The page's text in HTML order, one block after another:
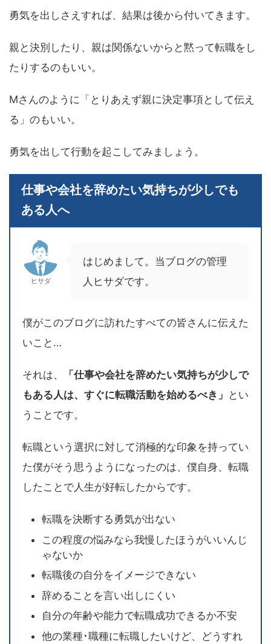
勇気を出しさえすれば、結果は後から付いてきます。
親と決別したり、親は関係ないからと黙って転職をし
たりするのもいい。
Mさんのように「とりあえず親に決定事項として伝え
る」のもいい。
勇気を出して行動を起こしてみましょう。
仕事や会社を辞めたい気持ちが少しでも
ある人へ
ヒサダ
はじめまして。当ブログの管理
人ヒサダです。
僕がこのブログに訪れたすべての皆さんに伝えた
いこと…
それは、
「仕事や会社を辞めたい気持ちが少しで
もある人は、すぐに転職活動を始めるべき」 とい
うことです。
転職という選択に対して消極的な印象を持ってい
た僕がそう思うようになったのは、僕自身、転職
したことで人生が好転したからです。
転職を決断する勇気が出ない
この程度の悩みなら我慢したほうがいいんじ
ゃないか
転職後の自分をイメージできない
辞めることを言い出しにくい
自分の年齢や能力で転職成功できるか不安
他の業種･職種に転職したいけど、どうすれ